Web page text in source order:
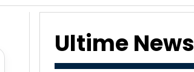
Ultime News